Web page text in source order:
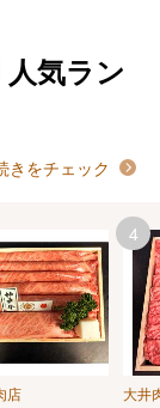
人気ラン
きをチェック
店 大井
4